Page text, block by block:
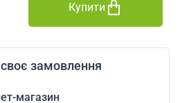
Купити
своє замовлення
магазин